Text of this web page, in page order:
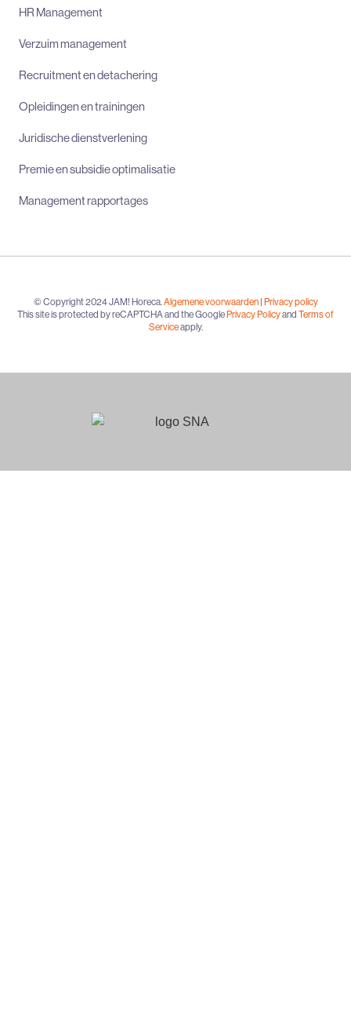
HR Management
Verzuim management
Recruitment en detachering
Opleidingen en trainingen
Juridische dienstverlening
Premie en subsidie optimalisatie
Management rapportages
© Copyright 2024 JAM! Horeca.Algemene voorwaarden| Privacy policy
This site is protected by reCAPTCHA and the GooglePrivacy Policyand Terms of
Serviceapply.